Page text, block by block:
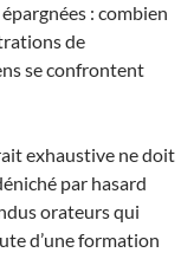
: combien
de
se confrontent
exhaustive ne doit
par hasard
orateurs qui
d’une formation